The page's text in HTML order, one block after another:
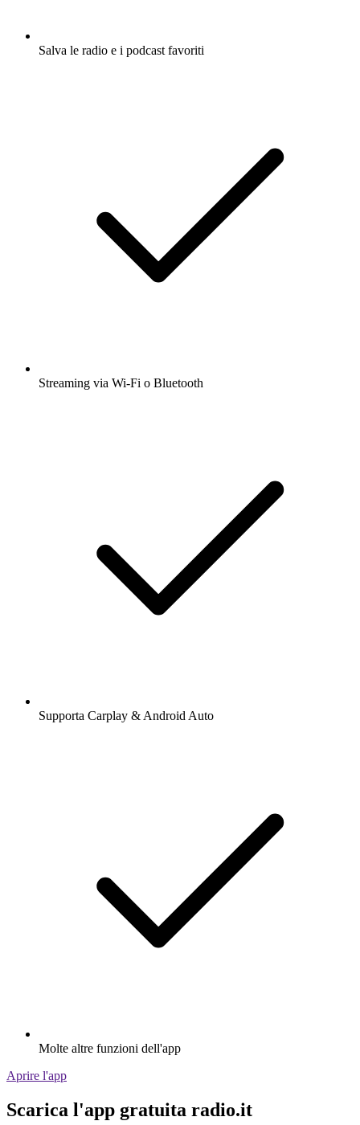
Salva le radio e i podcast favoriti
Streaming via Wi-Fi o Bluetooth
Supporta Carplay & Android Auto
Molte altre funzioni dell'app
Aprire l'app
Scarica l'app gratuita radio.it